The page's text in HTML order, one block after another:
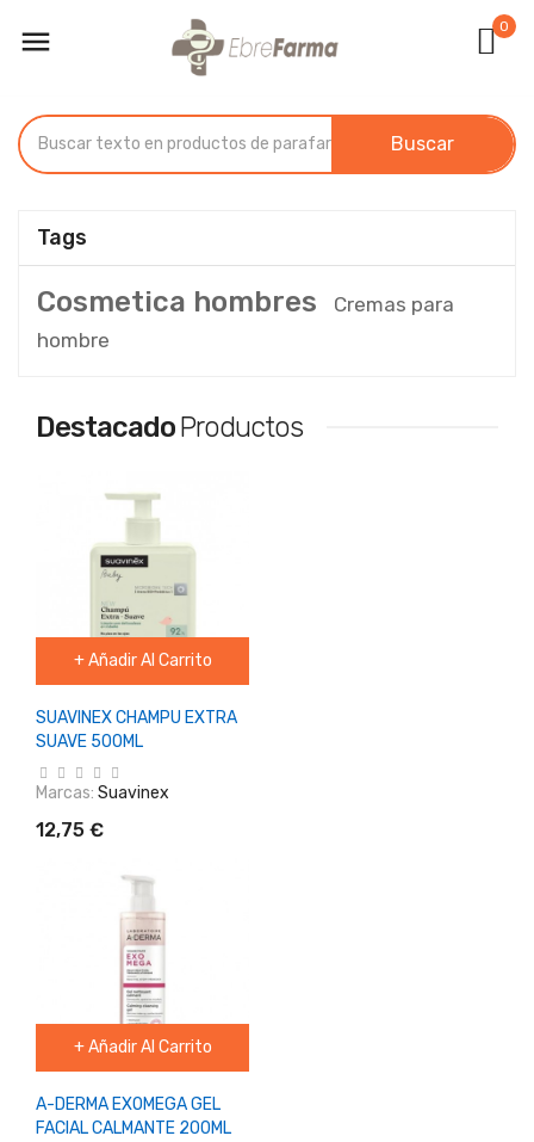
 0
Buscar
Tags
Cosmetica hombres
Cremas para
hombre
DestacadoProductos
+ Añadir Al Carrito
SUAVINEX CHAMPU EXTRA
SUAVE 500ML
Marcas: Suavinex
12,75 €
+ Añadir Al Carrito
A-DERMA EXOMEGA GEL
FACIAL CALMANTE 200ML